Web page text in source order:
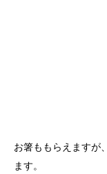
お箸ももらえますが
ます。